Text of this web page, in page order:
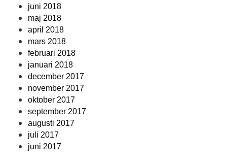
juni 2018
maj 2018
april 2018
mars 2018
februari 2018
januari 2018
december 2017
november 2017
oktober 2017
september 2017
augusti 2017
juli 2017
juni 2017